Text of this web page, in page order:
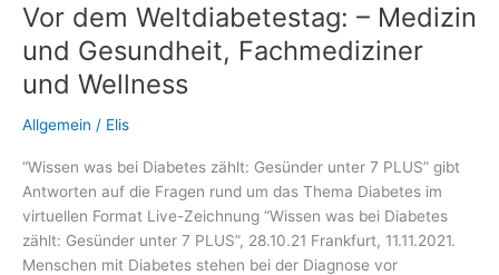
Vor dem Weltdiabetestag: – Medizin
und Gesundheit, Fachmediziner
und Wellness
Allgemein / Elis
“Wissen was bei Diabetes zählt: Gesünder unter 7 PLUS” gibt
Antworten auf die Fragen rund um das Thema Diabetes im
virtuellen Format Live-Zeichnung “Wissen was bei Diabetes
zählt: Gesünder unter 7 PLUS”, 28.10.21 Frankfurt, 11.11.2021.
Menschen mit Diabetes stehen bei der Diagnose vor